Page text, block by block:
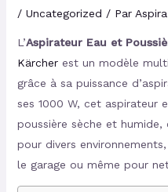
/ Uncategorized / Par Aspira
L’Aspirateur Eau et
Kärcherest un modèle
grâce à sa puissance
ses 1000 W, cet aspirateur
poussière sèche et
pour divers
le garage ou même pour